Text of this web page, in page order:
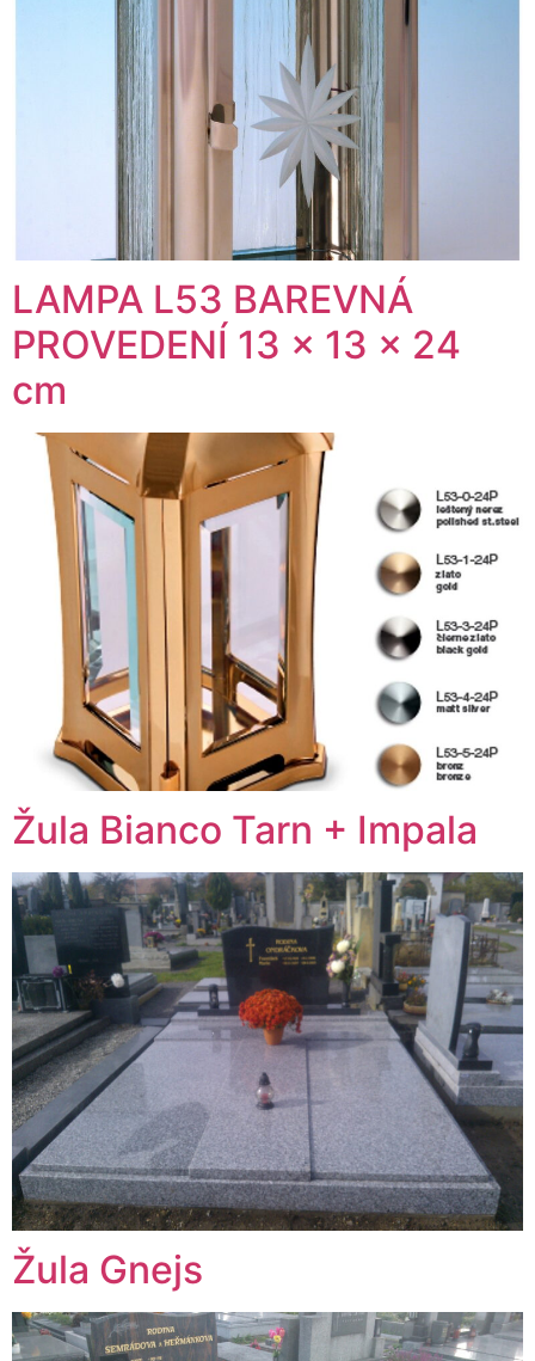
LAMPA L53 BAREVNÁ
PROVEDENÍ 13 x 13 x 24
cm
Žula Bianco Tarn + Impala
Žula Gnejs